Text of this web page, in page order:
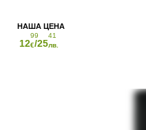
12
99
€/25
41
лв.